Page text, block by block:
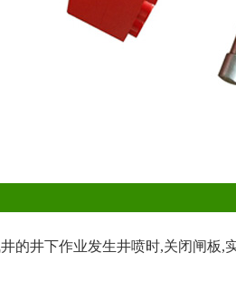
的井下作业发生井喷时,关闭闸板